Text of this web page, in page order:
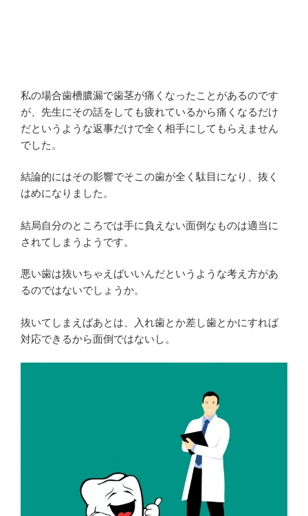
私の場合歯槽膿漏で歯茎が痛くなったことがあるのです
が、先生にその話をしても疲れているから痛くなるだけ
だというような返事だけで全く相手にしてもらえません
でした。
結論的にはその影響でそこの歯が全く駄目になり、抜く
はめになりました。
結局自分のところでは手に負えない面倒なものは適当に
されてしまうようです。
悪い歯は抜いちゃえばいいんだというような考え方があ
るのではないでしょうか。
抜いてしまえばあとは、入れ歯とか差し歯とかにすれば
対応できるから面倒ではないし。